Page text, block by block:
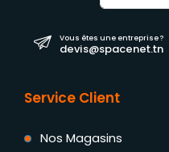
Vous êtes une entreprise ?
devis@spacenet.tn
Service Client
Nos Magasins